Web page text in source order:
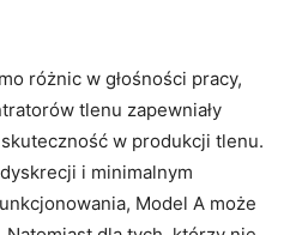
różnic w głośności pracy,
tlenu zapewniały
w produkcji tlenu.
i minimalnym
Model A może